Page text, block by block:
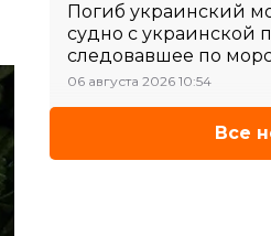
Погиб украинский
судно с украинской
следовавшее по
06 августа 2026 10:54
Все